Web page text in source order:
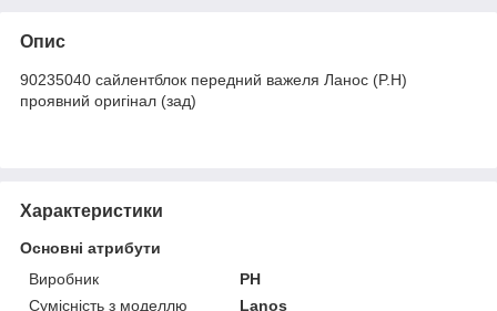
Опис
90235040 сайлентблок передний важеля Ланос (P.H)
проявний оригінал (зад)
Характеристики
Основні атрибути
Виробник
PH
Сумісність з моделлю
Lanos